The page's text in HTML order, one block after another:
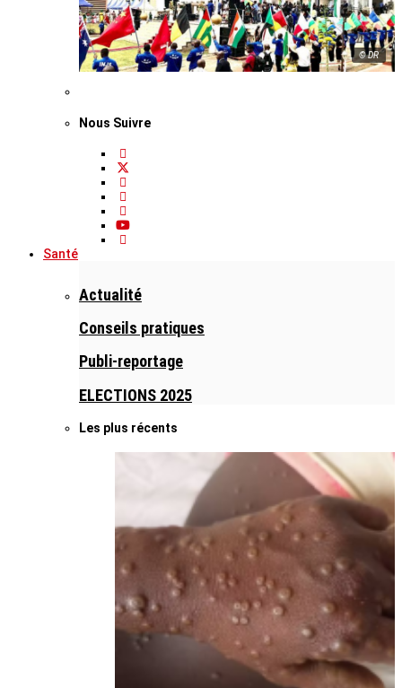
© DR
Nous Suivre
Santé
Actualité
Conseils pratiques
Publi-reportage
ELECTIONS 2025
Les plus récents